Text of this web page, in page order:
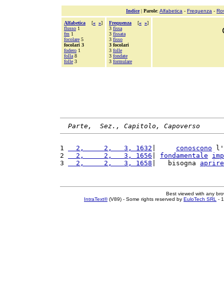
Indice| Parole: Alfabetica - Frequenza -
Alfabetica [« »]
flusso 1
fm 1
focolare 5
focolari 3
fodero 1
folla 8
folle 3
Frequenza [« »]
3 fissa
3 fissata
3 fisso
3 focolari
3 folle
3 fondate
3 formulare
Parte,  Sez., Capitolo, Capoverso
1
  2,     2,   3, 1632
conoscono l'
2
  2,     2,   3, 1656
fondamentale
3
  2,     2,   3, 1658
|   bisogna aprire
Best viewed with any
IntraText®(V89) - Some rights reserved by EuloTech SRL -